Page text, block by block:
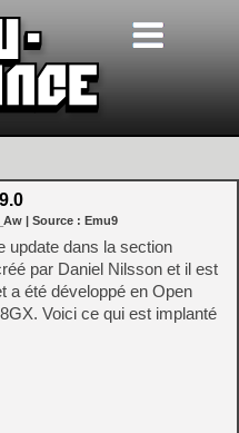
| Source : Emu9
update dans la section
par Daniel Nilsson et il est
a été développé en Open
Voici ce qui est implanté